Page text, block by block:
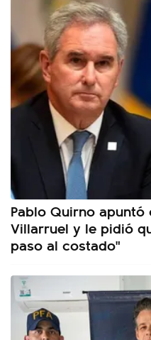
Pablo Quirno
Villarruel y le pidió
paso al costado"